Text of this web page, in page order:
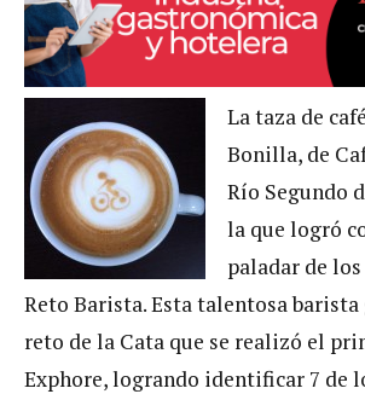
La taza de
Bonilla, de
Río Segundo
la que logró
paladar de
Reto Barista. Esta talentosa
reto de la Cata que se realizó el
Exphore, logrando identificar 7 de